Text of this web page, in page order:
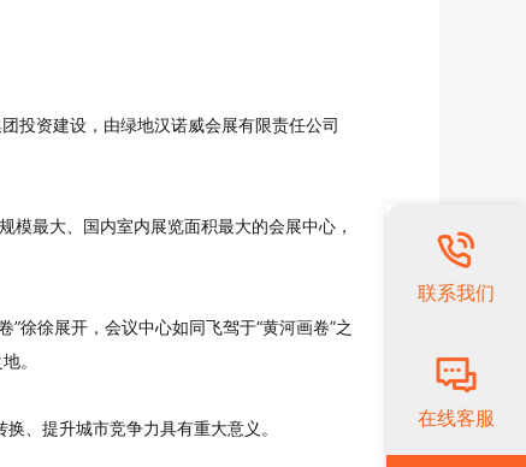
投资建设，由绿地汉诺威会展有限责任公司
最大、国内室内展览面积最大的会展中心，
徐徐展开，会议中心如同飞驾于“黄河画卷”之
。
、提升城市竞争力具有重大意义。
联系我们
在线客服